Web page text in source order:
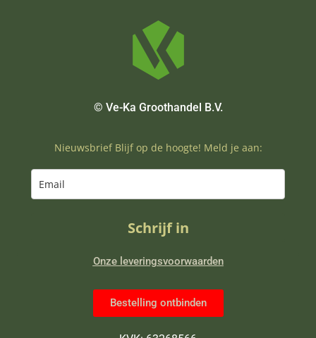
© Ve-Ka Groothandel B.V.
Nieuwsbrief Blijf op de hoogte! Meld je aan:
Schrijf in
Onze leveringsvoorwaarden
Bestelling ontbinden